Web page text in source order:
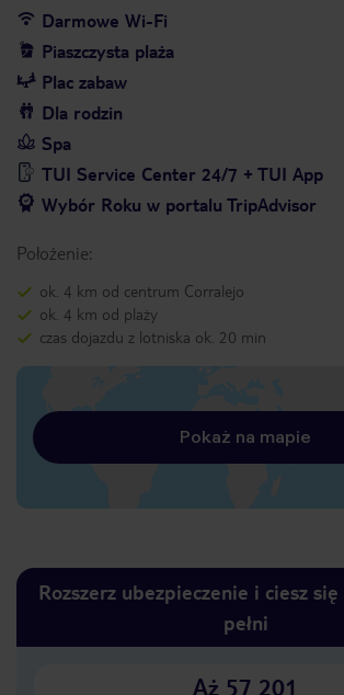
Darmowe Wi-Fi
Piaszczysta plaża
Plac zabaw
Dla rodzin
Spa
TUI Service Center 24/7 + TUI App
Wybór Roku w portalu TripAdvisor
Położenie:
ok. 4 km od centrum Corralejo
ok. 4 km od plaży
czas dojazdu z lotniska ok. 20 min
Pokaż na mapie
Rozszerz ubezpieczenie i ciesz
pełni
Aż 57 201